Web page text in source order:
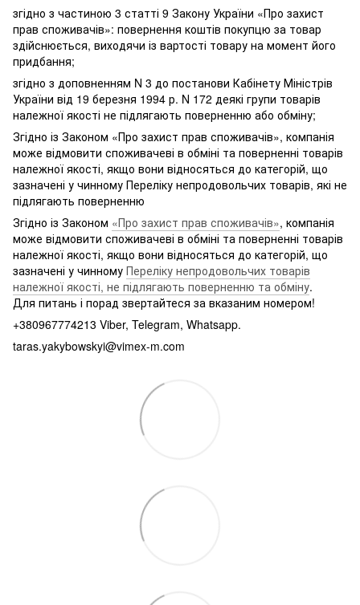
згідно з частиною 3 статті 9 Закону України «Про захист
прав споживачів»: повернення коштів покупцю за товар
здійснюється, виходячи із вартості товару на момент його
придбання;
згідно з доповненням N 3 до постанови Кабінету Міністрів
України від 19 березня 1994 р. N 172 деякі групи товарів
належної якості не підлягають поверненню або обміну;
Згідно із Законом «Про захист прав споживачів», компанія
може відмовити споживачеві в обміні та поверненні товарів
належної якості, якщо вони відносяться до категорій, що
зазначені у чинному Переліку непродовольчих товарів, які не
підлягають поверненню
Згідно із Законом «Про захист прав споживачів», компанія
може відмовити споживачеві в обміні та поверненні товарів
належної якості, якщо вони відносяться до категорій, що
зазначені у чинному Переліку непродовольчих товарів
належної якості, не підлягають поверненню та обміну.
Для питань і порад звертайтеся за вказаним номером!
+380967774213 Viber, Telegram, Whatsapp.
taras.yakybowskyi@vimex-m.com